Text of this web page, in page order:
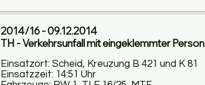
2014/16 - 09.12.2014
TH - Verkehrsunfall mit eingeklemmter Person
Einsatzort: Scheid, Kreuzung B 421 und K 81
Einsatzzeit: 14:51 Uhr